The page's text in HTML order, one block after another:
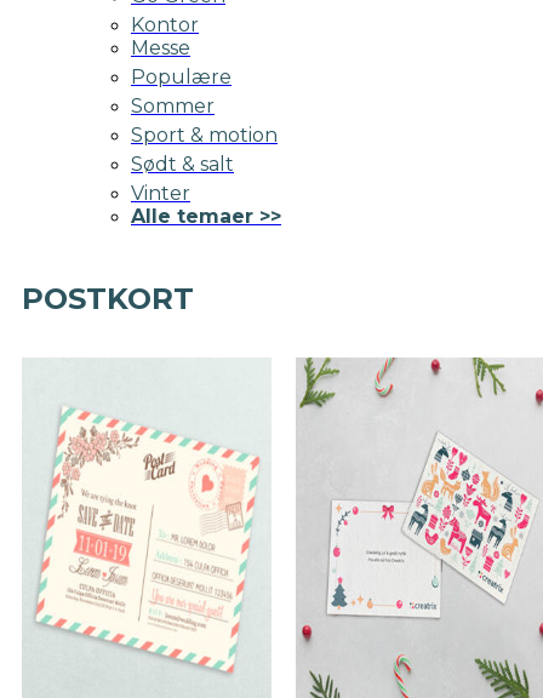
Kontor
Messe
Populære
Sommer
Sport & motion
Sødt & salt
Vinter
Alle temaer >>
POSTKORT